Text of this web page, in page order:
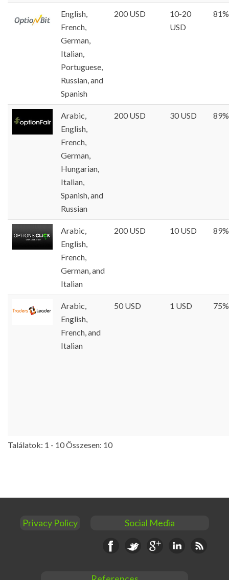
English,
French,
German,
Italian,
Portuguese,
Russian, and
Spanish
200 USD
10-20
USD
81%
Arabic,
English,
French,
German,
Hungarian,
Italian,
Spanish, and
Russian
200 USD 30 USD 89%
Arabic,
English,
French,
German, and
Italian
200 USD 10 USD 89%
Arabic,
English,
French, and
Italian
50 USD 1 USD 75%
Találatok: 1 - 10 Összesen: 10
Privacy Policy Social Media
FacebookTwitter Google+LinkedinRSS